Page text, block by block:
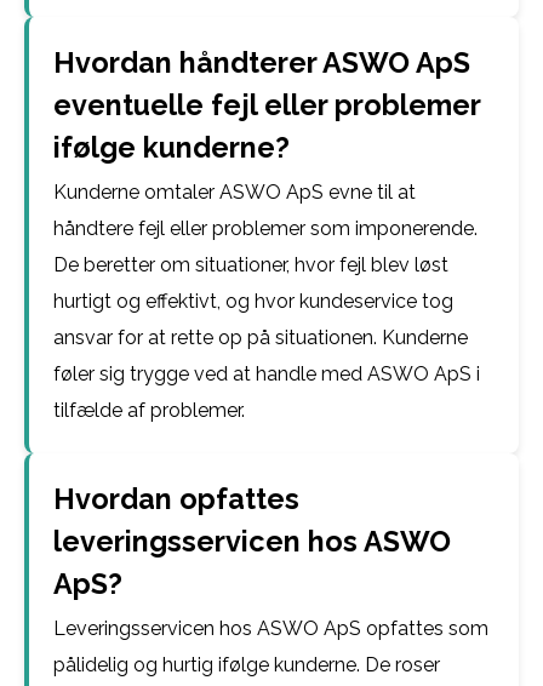
Hvordan håndterer ASWO ApS
eventuelle fejl eller problemer
ifølge kunderne?
Kunderne omtaler ASWO ApS evne til at
håndtere fejl eller problemer som imponerende.
De beretter om situationer, hvor fejl blev løst
hurtigt og effektivt, og hvor kundeservice tog
ansvar for at rette op på situationen. Kunderne
føler sig trygge ved at handle med ASWO ApS i
tilfælde af problemer.
Hvordan opfattes
leveringsservicen hos ASWO
ApS?
Leveringsservicen hos ASWO ApS opfattes som
pålidelig og hurtig ifølge kunderne. De roser